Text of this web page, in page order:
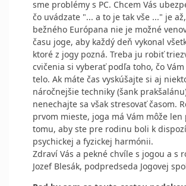
sme problémy s PC. Chcem Vás
čo uvádzate "... a to je tak vše ..." je
bežného Európana nie je možné
času joge, aby každý deň vykonal
ktoré z jogy pozná. Treba ju robiť
cvičenia si vyberať podľa toho, čo
telo. Ak máte čas vyskúšajte si aj
náročnejšie techniky (šank
nenechajte sa však stresovať časom.
prvom mieste, joga má Vám môže len
tomu, aby ste pre rodinu boli k
psychickej a fyzickej harmónii.
Zdraví Vás a pekné chvíle s jogou a s
Jozef Blesák, podpredseda Jogovej